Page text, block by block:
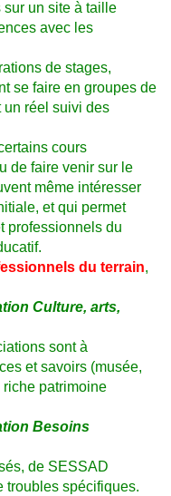
un site à taille
avec les
de stages,
se faire en groupes de
un réel suivi des
cours
de faire venir sur le
même intéresser
et qui permet
professionnels du
du terrain,
Culture, arts,
sont à
et savoirs (musée,
patrimoine
Besoins
de SESSAD
troubles spécifiques.